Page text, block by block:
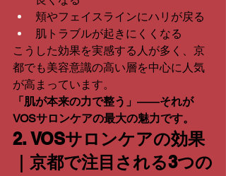
頬やフェイスラインにハリが戻る
肌トラブルが起きにくくなる
こうした効果を実感する人が多く、京
都でも美容意識の高い層を中心に人気
が高まっています。
「肌が本来の力で整う」――それが
VOSサロンケアの最大の魅力です。
2. VOSサロンケアの効果
｜京都で注目される3つの